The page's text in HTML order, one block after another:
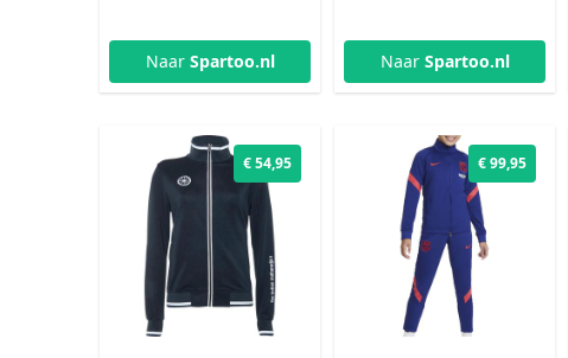
Naar Spartoo.nl Naar Spartoo.nl
€ 54,95 € 99,95